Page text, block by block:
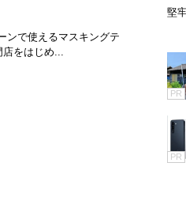
ンで使えるマスキングテ
店をはじめ...
堅
PR
PR